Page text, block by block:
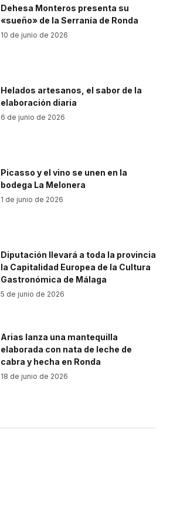
Dehesa Monteros presenta su
«sueño» de la Serranía de Ronda
10 de junio de 2026
Helados artesanos, el sabor de la
elaboración diaria
6 de junio de 2026
Picasso y el vino se unen en la
bodega La Melonera
1 de junio de 2026
Diputación llevará a toda la provincia
la Capitalidad Europea de la Cultura
Gastronómica de Málaga
5 de junio de 2026
Arias lanza una mantequilla
elaborada con nata de leche de
cabra y hecha en Ronda
18 de junio de 2026